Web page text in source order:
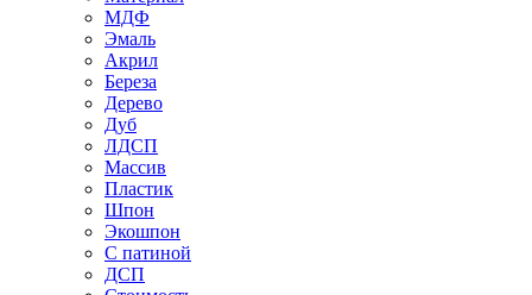
МДФ
Эмаль
Акрил
Береза
Дерево
Дуб
ЛДСП
Массив
Пластик
Шпон
Экошпон
С патиной
ДСП